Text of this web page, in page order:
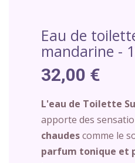
Eau de
mandarine -
32,00 €
L'eau de Toilette
apporte des
chaudescomme le
parfum tonique et